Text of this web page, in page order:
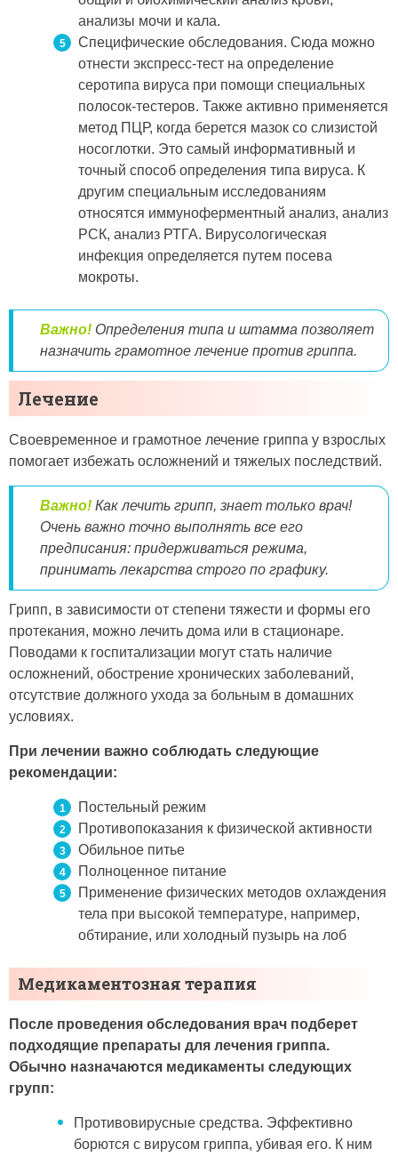
анализы мочи и кала.
Специфические обследования. Сюда можно
отнести экспресс-тест на определение
серотипа вируса при помощи специальных
полосок-тестеров. Также активно применяется
метод ПЦР, когда берется мазок со слизистой
носоглотки. Это самый информативный и
точный способ определения типа вируса. К
другим специальным исследованиям
относятся иммуноферментный анализ, анализ
РСК, анализ РТГА. Вирусологическая
инфекция определяется путем посева
мокроты.
Важно! Определения типа и штамма позволяет
назначить грамотное лечение против гриппа.
Лечение
Своевременное и грамотное лечение гриппа у взрослых
помогает избежать осложнений и тяжелых последствий.
Важно! Как лечить грипп, знает только врач!
Очень важно точно выполнять все его
предписания: придерживаться режима,
принимать лекарства строго по графику.
Грипп, в зависимости от степени тяжести и формы его
протекания, можно лечить дома или в стационаре.
Поводами к госпитализации могут стать наличие
осложнений, обострение хронических заболеваний,
отсутствие должного ухода за больным в домашних
условиях.
При лечении важно соблюдать следующие
рекомендации:
Постельный режим
Противопоказания к физической активности
Обильное питье
Полноценное питание
Применение физических методов охлаждения
тела при высокой температуре, например,
обтирание, или холодный пузырь на лоб
Медикаментозная терапия
После проведения обследования врач подберет
подходящие препараты для лечения гриппа.
Обычно назначаются медикаменты следующих
групп:
Противовирусные средства. Эффективно
борются с вирусом гриппа, убивая его. К ним